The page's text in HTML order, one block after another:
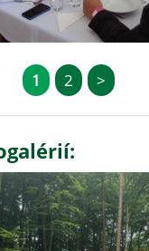
1 2 >